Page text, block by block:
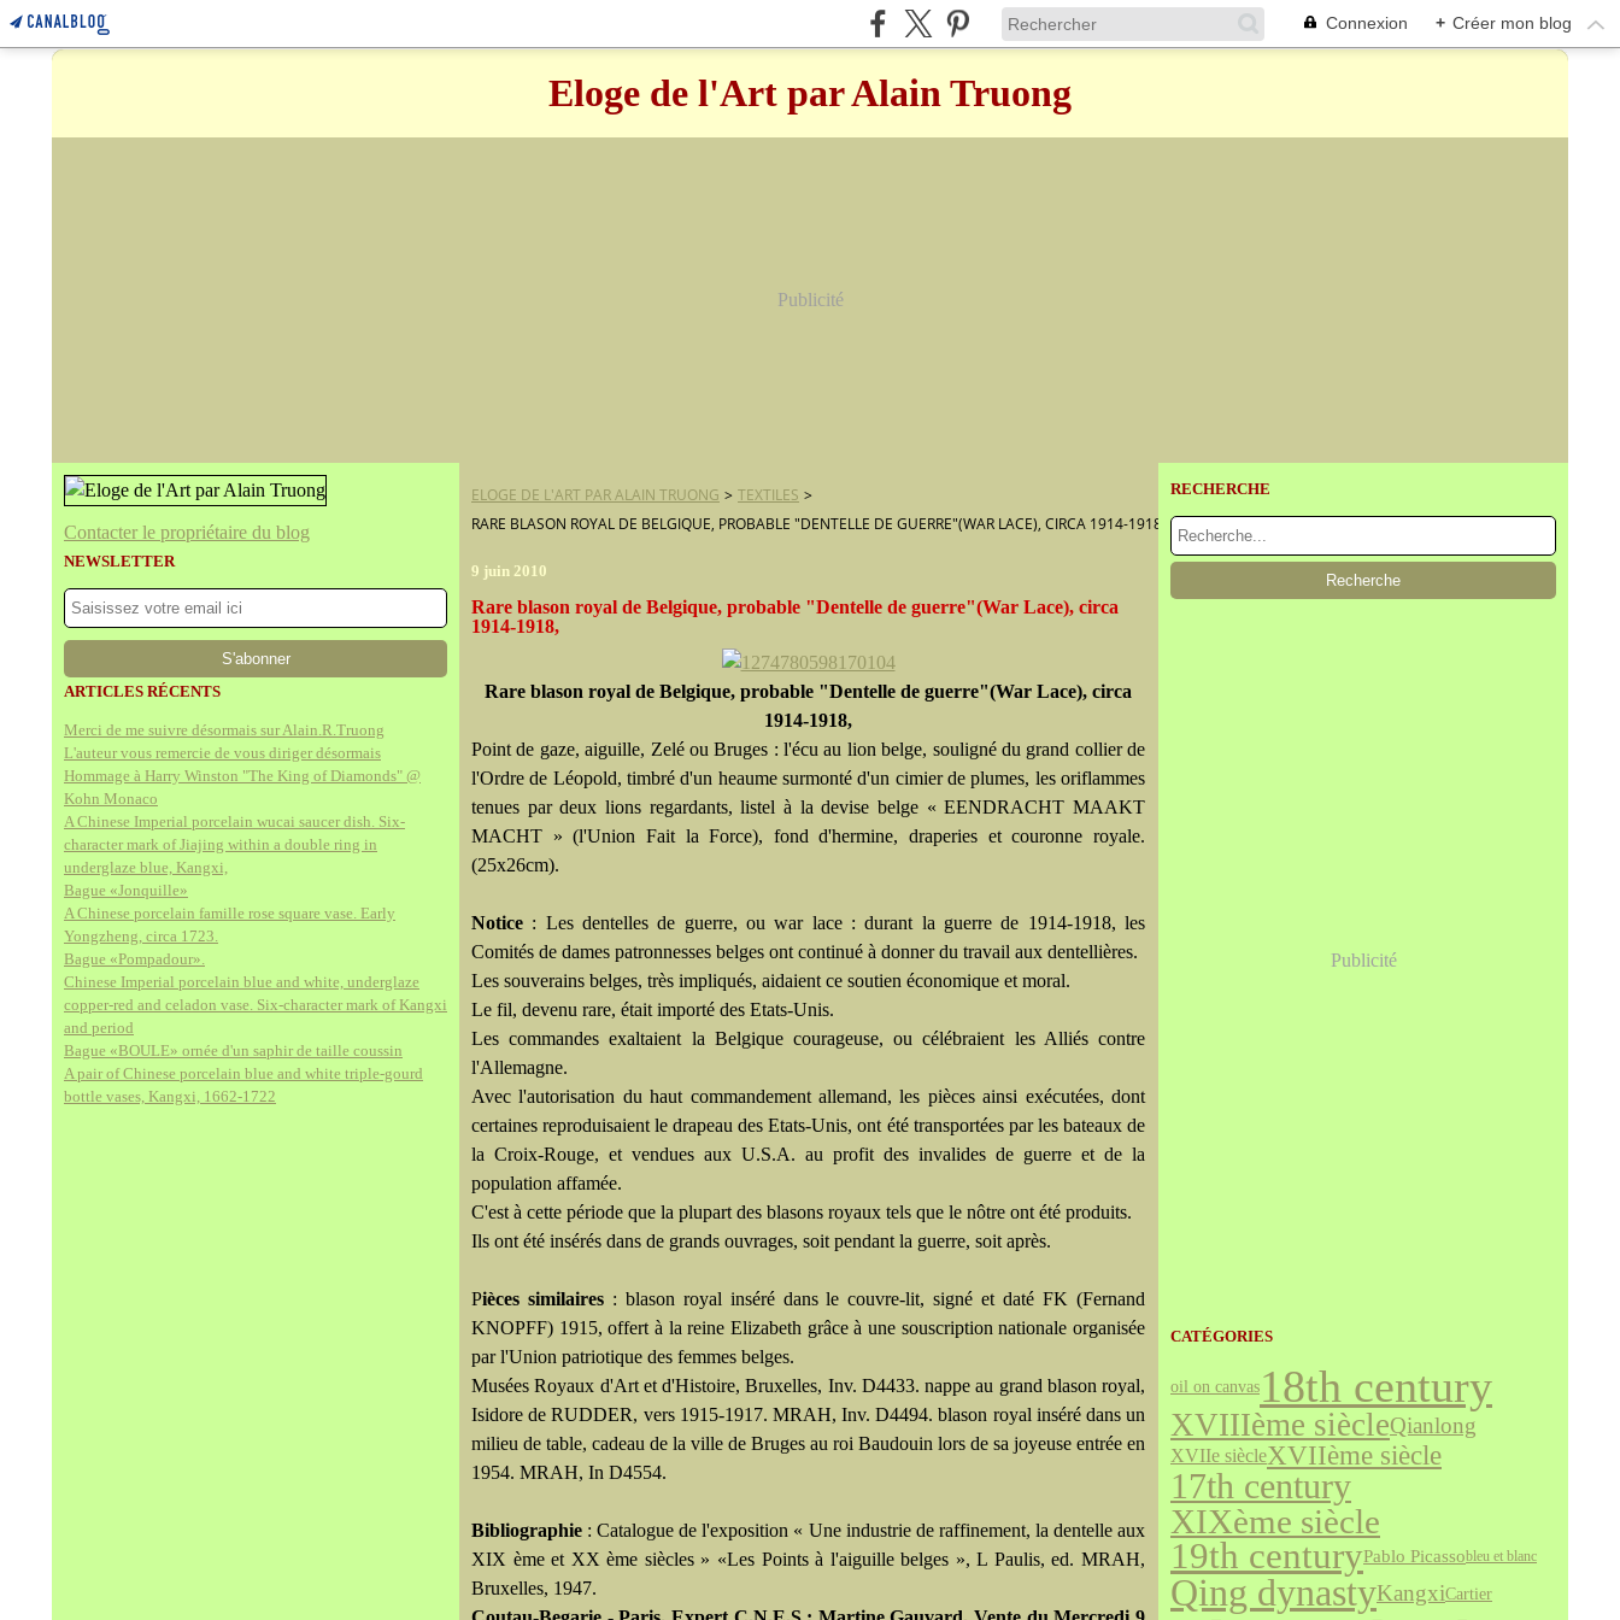
Connexion + Créer mon blog
Eloge de l'Art par Alain Truong
Publicité
Contacter le propriétaire du blog
NEWSLETTER
ARTICLES RÉCENTS
Merci de me suivre désormais sur Alain.R.Truong
L'auteur vous remercie de vous diriger désormais
Hommage à Harry Winston "The King of Diamonds" @
Kohn Monaco
A Chinese Imperial porcelain wucai saucer dish. Six-
character mark of Jiajing within a double ring in
underglaze blue, Kangxi,
Bague «Jonquille»
A Chinese porcelain famille rose square vase. Early
Yongzheng, circa 1723.
Bague «Pompadour».
Chinese Imperial porcelain blue and white, underglaze
copper-red and celadon vase. Six-character mark of Kangxi
and period
Bague «BOULE» ornée d'un saphir de taille coussin
A pair of Chinese porcelain blue and white triple-gourd
bottle vases, Kangxi, 1662-1722
ELOGE DE L'ART PAR ALAIN TRUONG > TEXTILES >
RARE BLASON ROYAL DE BELGIQUE, PROBABLE "DENTELLE DE GUERRE"(WAR LACE), CIRCA 1914-1918,
9 juin 2010
Rare blason royal de Belgique, probable "Dentelle de guerre"(War Lace), circa
1914-1918,
Rare blason royal de Belgique, probable "Dentelle de guerre"(War Lace), circa
1914-1918,
Point de gaze, aiguille, Zelé ou Bruges : l'écu au lion belge, souligné du grand collier de
l'Ordre de Léopold, timbré d'un heaume surmonté d'un cimier de plumes, les oriflammes
tenues par deux lions regardants, listel à la devise belge « EENDRACHT MAAKT
MACHT » (l'Union Fait la Force), fond d'hermine, draperies et couronne royale.
(25x26cm).
Notice : Les dentelles de guerre, ou war lace : durant la guerre de 1914-1918, les
Comités de dames patronnesses belges ont continué à donner du travail aux dentellières.
Les souverains belges, très impliqués, aidaient ce soutien économique et moral.
Le fil, devenu rare, était importé des Etats-Unis.
Les commandes exaltaient la Belgique courageuse, ou célébraient les Alliés contre
l'Allemagne.
Avec l'autorisation du haut commandement allemand, les pièces ainsi exécutées, dont
certaines reproduisaient le drapeau des Etats-Unis, ont été transportées par les bateaux de
la Croix-Rouge, et vendues aux U.S.A. au profit des invalides de guerre et de la
population affamée.
C'est à cette période que la plupart des blasons royaux tels que le nôtre ont été produits.
Ils ont été insérés dans de grands ouvrages, soit pendant la guerre, soit après.
Pièces similaires: blason royal inséré dans le couvre-lit, signé et daté FK (Fernand
KNOPFF) 1915, offert à la reine Elizabeth grâce à une souscription nationale organisée
par l'Union patriotique des femmes belges.
Musées Royaux d'Art et d'Histoire, Bruxelles, Inv. D4433. nappe au grand blason royal,
Isidore de RUDDER, vers 1915-1917. MRAH, Inv. D4494. blason royal inséré dans un
milieu de table, cadeau de la ville de Bruges au roi Baudouin lors de sa joyeuse entrée en
1954. MRAH, In D4554.
Bibliographie : Catalogue de l'exposition « Une industrie de raffinement, la dentelle aux
XIX ème et XX ème siècles » «Les Points à l'aiguille belges », L Paulis, ed. MRAH,
Bruxelles, 1947.
RECHERCHE
Publicité
CATÉGORIES
oil on canvas 18th century
XVIIIème siècleQianlong
XVIIe siècleXVIIème siècle
17th century
XIXème siècle
19th centuryPablo Picassobleu et blanc
Qing dynastyKangxiCartier